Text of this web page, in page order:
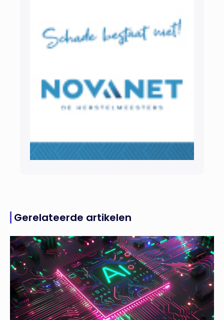
Gerelateerde artikelen